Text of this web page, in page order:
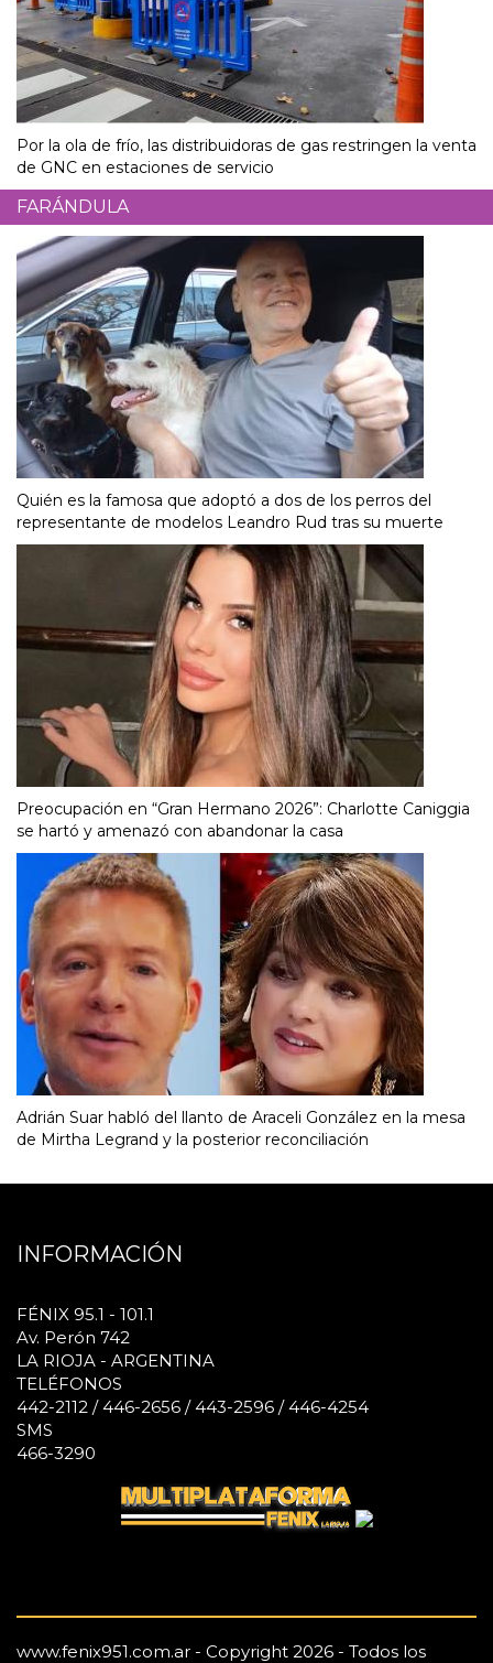
Por la ola de frío, las distribuidoras de gas restringen la venta
de GNC en estaciones de servicio
FARÁNDULA
Quién es la famosa que adoptó a dos de los perros del
representante de modelos Leandro Rud tras su muerte
Preocupación en “Gran Hermano 2026”: Charlotte Caniggia
se hartó y amenazó con abandonar la casa
Adrián Suar habló del llanto de Araceli González en la mesa
de Mirtha Legrand y la posterior reconciliación
INFORMACIÓN
FÉNIX 95.1 - 101.1
Av. Perón 742
LA RIOJA - ARGENTINA
TELÉFONOS
442-2112 / 446-2656 / 443-2596 / 446-4254
SMS
466-3290
www.fenix951.com.ar - Copyright 2026 - Todos los